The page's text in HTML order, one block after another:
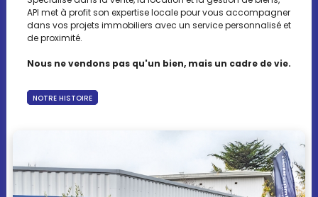
API met à profit son expertise locale pour vous accompagner
dans vos projets immobiliers avec un service personnalisé et
de proximité.
Nous ne vendons pas qu'un bien, mais un cadre de vie.
NOTRE HISTOIRE